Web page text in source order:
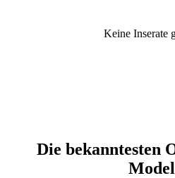
Keine Inserate
Die bekanntesten